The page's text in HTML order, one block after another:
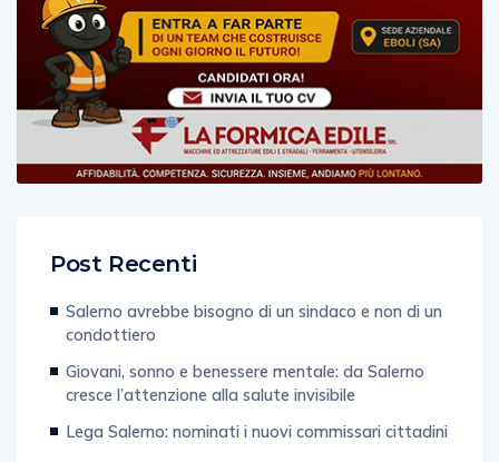
Post Recenti
Salerno avrebbe bisogno di un sindaco e non di un
condottiero
Giovani, sonno e benessere mentale: da Salerno
cresce l’attenzione alla salute invisibile
Lega Salerno: nominati i nuovi commissari cittadini